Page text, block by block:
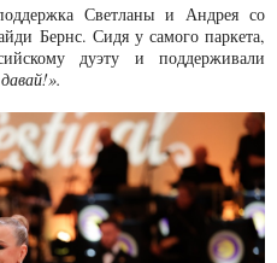
Светланы и Андрея со
Бернс. Сидя у самого паркета,
дуэту и поддерживали